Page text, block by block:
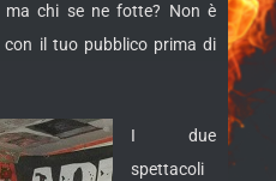
ma chi se ne fotte? Non è
con il tuo pubblico prima di
I due
spettacoli